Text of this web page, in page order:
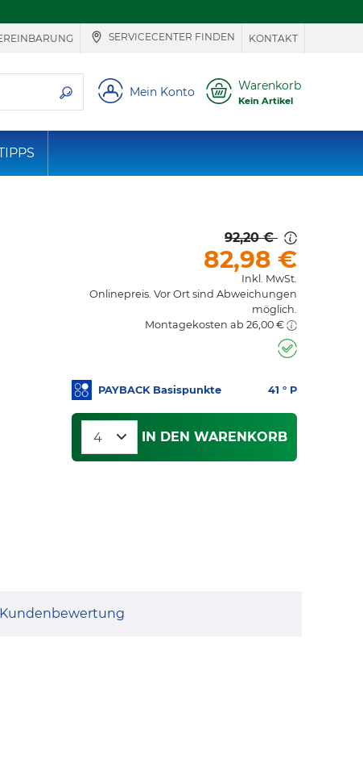
SERVICECENTER FINDEN KONTAKT
suchen
Mein Konto Warenkorb
Kein Artikel
92,20 €
82,98 €
Inkl. MwSt.
Onlinepreis. Vor Ort sind Abweichungen
möglich.
Montagekosten ab 26,00 €
PAYBACK Basispunkte 41 ° P
IN DEN WARENKORB
Kundenbewertung